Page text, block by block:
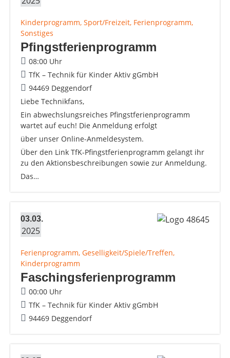
Kinderprogramm, Sport/Freizeit, Ferienprogramm,
Sonstiges
Pfingstferienprogramm
08:00 Uhr
TfK – Technik für Kinder Aktiv gGmbH
94469 Deggendorf
Liebe Technikfans,
Ein abwechslungsreiches Pfingstferienprogramm
wartet auf euch! Die Anmeldung erfolgt
über unser Online-Anmeldesystem.
Über den Link TfK-Pfingstferienprogramm gelangt ihr
zu den Aktionsbeschreibungen sowie zur Anmeldung.
Das…
03.03.
2025
Ferienprogramm, Geselligkeit/Spiele/Treffen,
Kinderprogramm
Faschingsferienprogramm
00:00 Uhr
TfK – Technik für Kinder Aktiv gGmbH
94469 Deggendorf